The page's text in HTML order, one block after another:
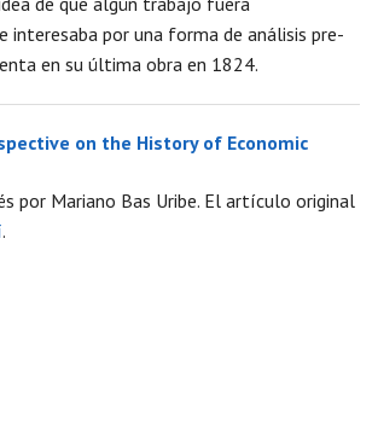
interesaba por una forma de análisis pre-
en su última obra en 1824.
on the History of Economic
por Mariano Bas Uribe. El artículo original
.